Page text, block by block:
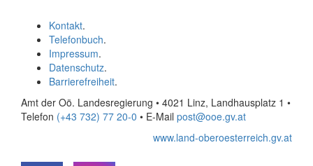
Kontakt.
Telefonbuch.
Impressum.
Datenschutz.
Barrierefreiheit.
Amt der Oö. Landesregierung • 4021 Linz, Landhausplatz 1 •
Telefon (+43 732) 77 20-0 • E-Mail post@ooe.gv.at
www.land-oberoesterreich.gv.at